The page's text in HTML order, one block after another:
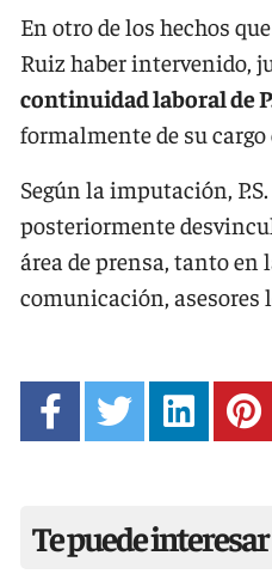
En otro de los hechos
Ruiz haber intervenido,
continuidad laboral de
formalmente de su
Según la imputación,
posteriormente
área de prensa, tanto
comunicación, asesores
Te puede interesar